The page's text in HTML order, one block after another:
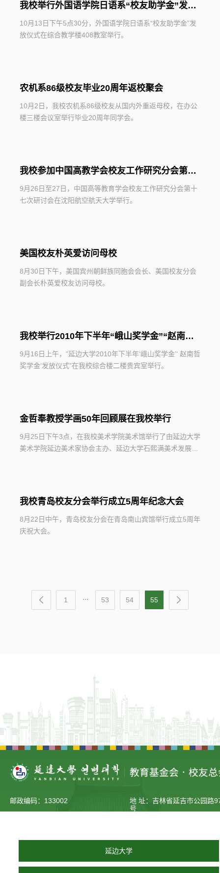
我校举行外国语学院日语系“校友助学金”发放仪式
10月13日下午5点30分，外国语学院日语系“校友助学金”发
放仪式在综合教学楼408教室举行。
农机系86级校友毕业20周年返校聚会
10月2日，我校农机系86级校友从国内外重返母校，在办公
楼三楼会议室举行毕业20周年同学会。
我校参加中国高教学会校友工作研究分会第十七次研讨会
9月26日至27日，中国高等教育学会校友工作研究分会第十
七次研讨会在沈阳航空航天大学举行。
美国校友朴英爱访问母校
8月30日下午，美国宾州朝鲜族同胞会会长、美国校友分会
副会长朴英爱校友访问母校。
我校举行2010年下半年“峨山奖学金”“赵南哲奖学金”发放仪式
9月16日上午，“延边大学2010年下半年‘峨山奖学金’‘ 赵南哲
奖学金’发放仪式”在我校综合楼二楼贵宾室举行。
金哲奉教授学画50年回顾展在我校举行
9月25日下午3点，在我校美术学院美术馆举行了由延边大学
美术学院延边美术家协会主办、延边大学石熙满美术发展促
我校青岛校友分会举行成立5周年纪念大会
8月22日中午，青岛校友分会在青岛南山宾馆举行成立5周年
庆祝大会。
1 ... 53 54 55
邮政编码：133002
地 址：吉林省延吉市公园路
号
延边大学